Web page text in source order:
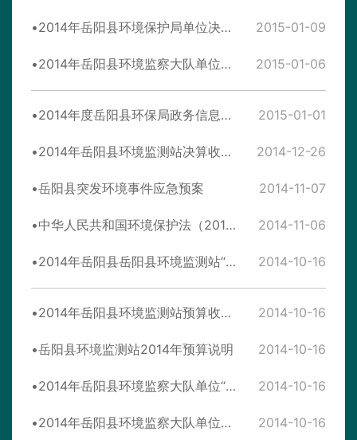
2014年岳阳县环境保护局单位决算收支表 2015-01-09
2014年岳阳县环境监察大队单位决算收支表 2015-01-06
2014年度岳阳县环保局政务信息公开工作报告 2015-01-01
2014年岳阳县环境监测站决算收支表 2014-12-26
岳阳县突发环境事件应急预案 2014-11-07
中华人民共和国环境保护法（2015年1月1日实施） 2014-11-06
2014年岳阳县岳阳县环境监测站“三公”经费预算情况表 2014-10-16
2014年岳阳县环境监测站预算收支表 2014-10-16
岳阳县环境监测站2014年预算说明 2014-10-16
2014年岳阳县环境监察大队单位“三公”经费预算情况表 2014-10-16
2014年岳阳县环境监察大队单位预算收支表 2014-10-16